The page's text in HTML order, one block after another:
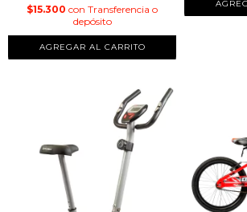
$15.300 con Transferencia o
depósito